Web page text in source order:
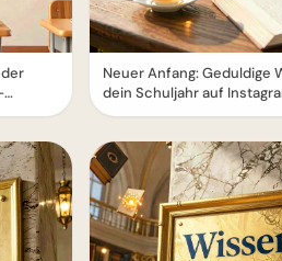
Neuer Anfang: Geduldige
dein Schuljahr auf